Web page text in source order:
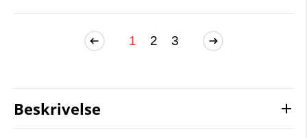
1 2 3
Beskrivelse